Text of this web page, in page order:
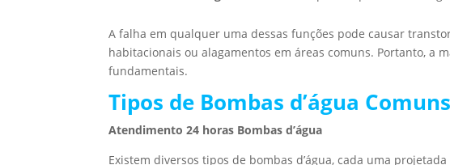
A falha em qualquer uma dessas funções pode causar
habitacionais ou alagamentos em áreas comuns. Portanto, a
fundamentais.
Tipos de Bombas d’água Comuns
Atendimento 24 horas Bombas d’água
Existem diversos tipos de bombas d’água, cada uma